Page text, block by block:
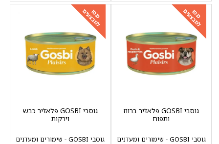
כנסו
למבצעים
גוסבי GOSBI - שימורים ומעדנים
גוסבי GOSBI פלאז‘יר ברווז
ותפוח
כנסו
למבצעים
גוסבי GOSBI - שימורים ומעדנים
גוסבי GOSBI פלאז‘יר כבש
וירקות